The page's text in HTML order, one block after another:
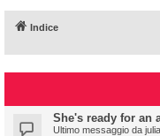
g
a
t
Indice
She's ready for an
Ultimo messaggio da